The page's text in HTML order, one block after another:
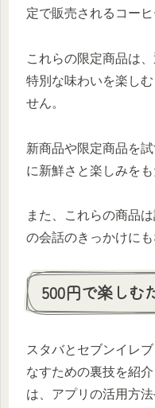
定で販売されるコー
これらの限定商品は
特別な味わいを楽し
せん。
新商品や限定商品を
に新鮮さと楽しみをも
また、これらの商品
の会話のきっかけにも
500円で楽しむ
スタバとセブンイレ
なすための裏技を紹
は、アプリの活用方